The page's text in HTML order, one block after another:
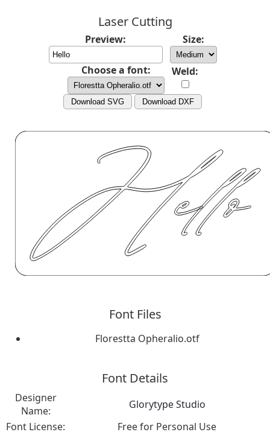
Laser Cutting
Preview: Size:
Choose a font: Weld:
Download SVG Download DXF
Font Files
Florestta Opheralio.otf
Font Details
Designer
Name:
Glorytype Studio
Font License:
Free for Personal Use